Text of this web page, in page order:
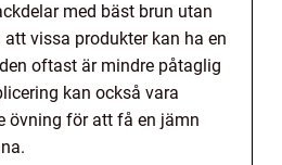
med bäst brun utan
vissa produkter kan ha en
oftast är mindre påtaglig
kan också vara
övning för att få en jämn